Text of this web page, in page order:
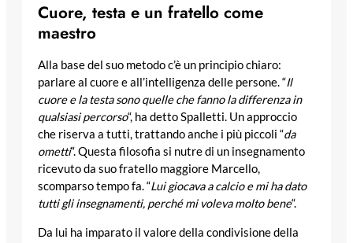
Cuore, testa e un fratello come
maestro
Alla base del suo metodo c’è un principio chiaro:
parlare al cuore e all’intelligenza delle persone. “Il
cuore e la testa sono quelle che fanno la differenza in
qualsiasi percorso“, ha detto Spalletti. Un approccio
che riserva a tutti, trattando anche i più piccoli “da
ometti“. Questa filosofia si nutre di un insegnamento
ricevuto da suo fratello maggiore Marcello,
scomparso tempo fa. “Lui giocava a calcio e mi ha dato
tutti gli insegnamenti, perché mi voleva molto bene“.
Da lui ha imparato il valore della condivisione della